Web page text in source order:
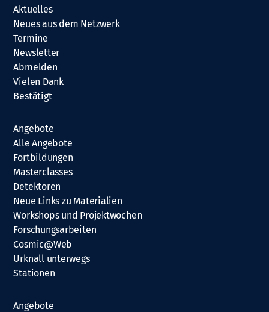
Aktuelles
Neues aus dem Netzwerk
Termine
Newsletter
Abmelden
Vielen Dank
Bestätigt
Angebote
Alle Angebote
Fortbildungen
Masterclasses
Detektoren
Neue Links zu Materialien
Workshops und Projektwochen
Forschungsarbeiten
Cosmic@Web
Urknall unterwegs
Stationen
Angebote